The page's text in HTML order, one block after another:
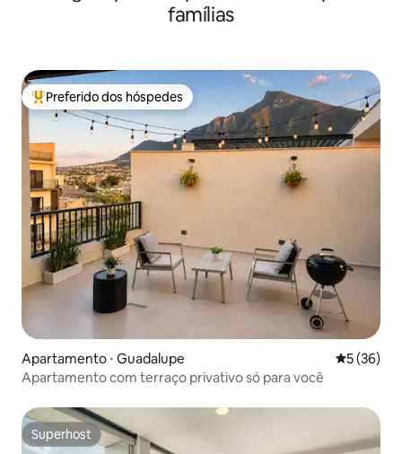
famílias
Entre os melhores preferidos dos hóspedes
Preferido dos hóspedes
Apartamento ⋅ Guadalupe 5 de uma
5 (36)
Apartamento com terraço privativo só para você
Superhost
Superhost